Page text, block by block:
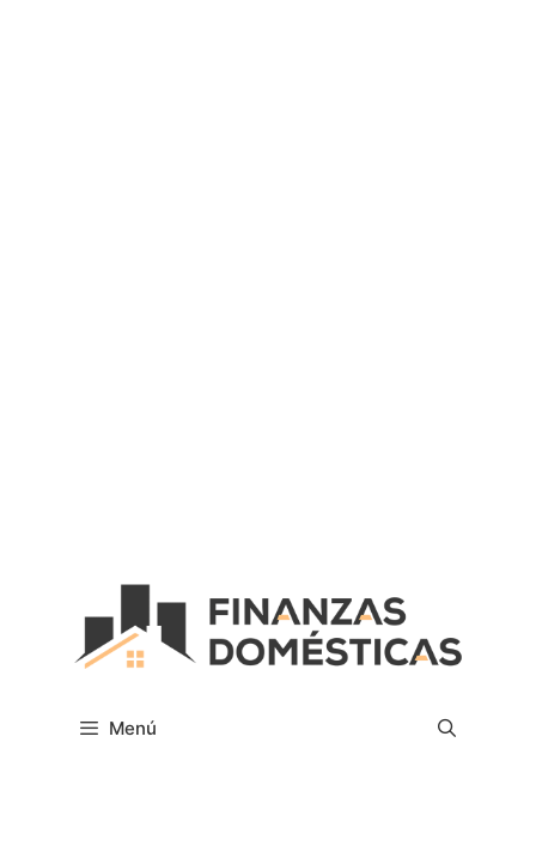
contenido
Menú